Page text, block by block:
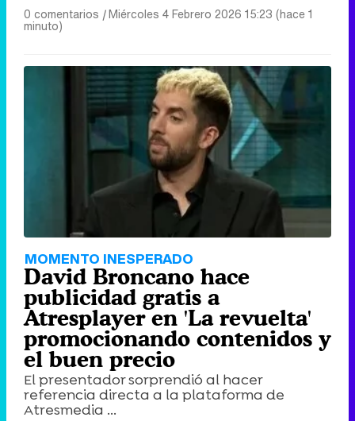
Canción ganadora de Eurovisión 2026: DARA con "Bangaranga" por Bulgaria
0 comentarios |Miércoles 4 Febrero 2026 15:23 (hace 1
minuto)
MOMENTO INESPERADO
David Broncano hace
publicidad gratis a
Atresplayer en 'La revuelta'
promocionando contenidos y
el buen precio
El presentador sorprendió al hacer
referencia directa a la plataforma de
Atresmedia ...